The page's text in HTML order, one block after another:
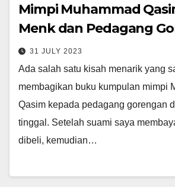
Mimpi Muhammad
Menk dan Pedagang
31 JULY 2023
Ada salah satu kisah menarik yang
membagikan buku kumpulan mimpi
Qasim kepada pedagang gorengan
tinggal. Setelah suami saya
dibeli, kemudian…